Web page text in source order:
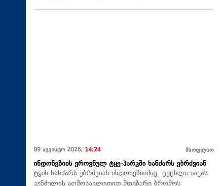
09 აგვისტო 2026, 14:24 მსოფლიო
ინდონეზიის ეროვნულ ტყე-პარკში ხანძარს ებრძვიან
ტყის ხანძარს ებრძვიან ინდონეზიაშიც. ცეცხლი იავას
კუნძულის აღმოსავლეთით მდებარე ბრომოს